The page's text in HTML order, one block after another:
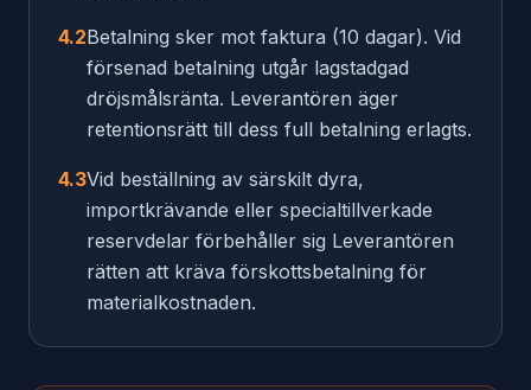
4.2Betalning sker mot faktura (10 dagar). Vid
försenad betalning utgår lagstadgad
dröjsmålsränta. Leverantören äger
retentionsrätt till dess full betalning erlagts.
4.3Vid beställning av särskilt dyra,
importkrävande eller specialtillverkade
reservdelar förbehåller sig Leverantören
rätten att kräva förskottsbetalning för
materialkostnaden.